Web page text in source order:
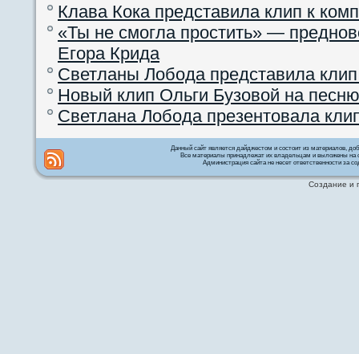
Клава Кока представила клип к
«Ты не смогла простить» —
Егора Крида
Светланы Лобода представила
Новый клип Ольги Бузовой на
Светлана Лобода презентовала
Данный сайт является дайджестом и состоит из материалов,
Все материалы принадлежат их владельцам и выложены на
Администрация сайта не несет ответственности за
Создание и